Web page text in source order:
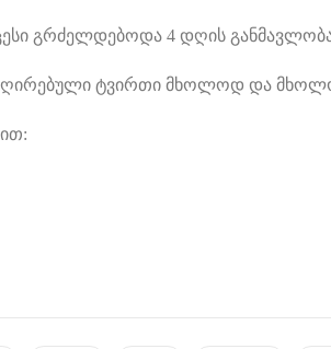
გრძელდებოდა 4 დღის
ტვირთი მხოლოდ და